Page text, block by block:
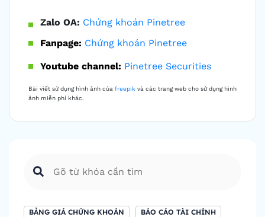
Zalo OA: Chứng khoán Pinetree
Fanpage: Chứng khoán Pinetree
Youtube channel: Pinetree Securities
Bài viết sử dụng hình ảnh của freepik và các trang web cho sử dụng hình
ảnh miễn phí khác.
BẢNG GIÁ CHỨNG KHOÁN
BÁO CÁO TÀI CHÍNH